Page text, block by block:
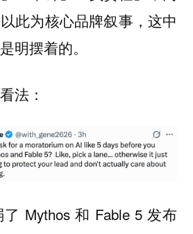
此为核心品牌叙事，这中
明摆着的。
法：
了 Mythos 和 Fable 5 发布